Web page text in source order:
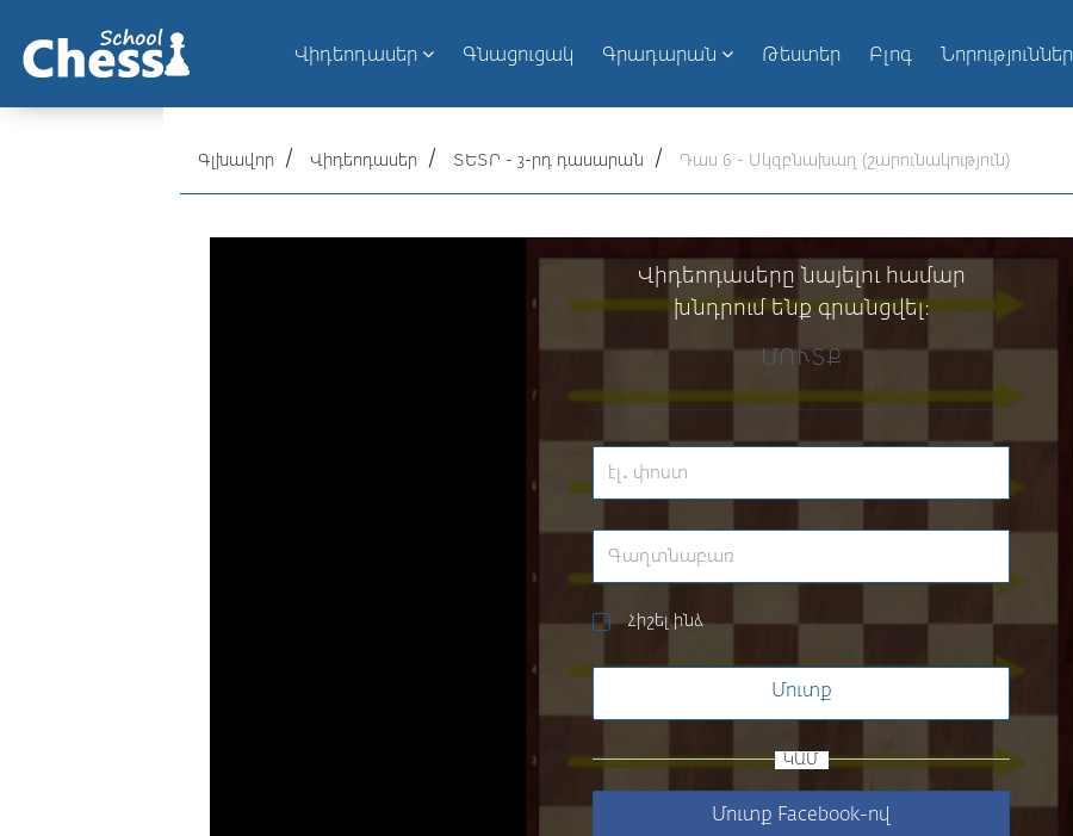
Վիդեոդասեր Գնացուցակ Գրադարան Թեստեր Բլոգ Նորություններ
Գլխավոր Վիդեոդասեր ՏԵՏՐ - 3-րդ դասարան Դաս 6 - Սկզբնախաղ (շարունակություն)
Վիդեոդասերը նայելու համար
խնդրում ենք գրանցվել։
ՄՈՒՏՔ
Հիշել ինձ
Մուտք
ԿԱՄ
Մուտք Facebook-ով